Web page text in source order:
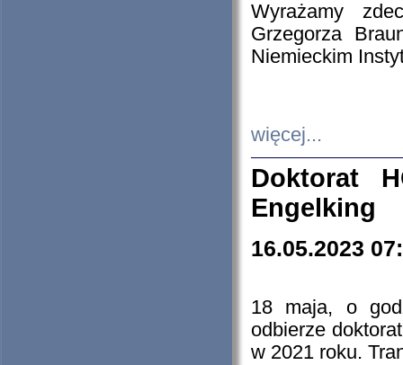
Wyrażamy
Grzegorza
Niemieckim
więcej...
Doktorat
Engelking
16.05.2023
18 maja, o
odbierze
w 2021 roku.